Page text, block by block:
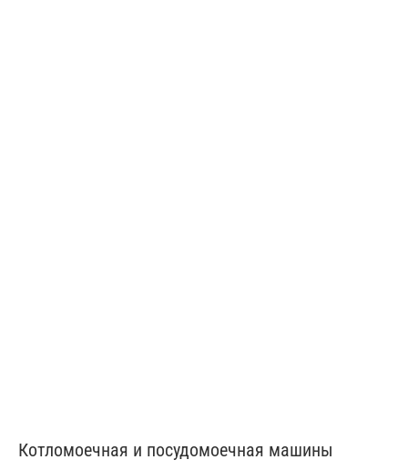
Котломоечная и посудомоечная машины